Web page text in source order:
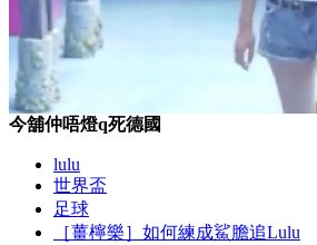
今舖仲唔燈q死德國
lulu
世界盃
足球
［薑檸樂］如何練成鯊膽追Lulu